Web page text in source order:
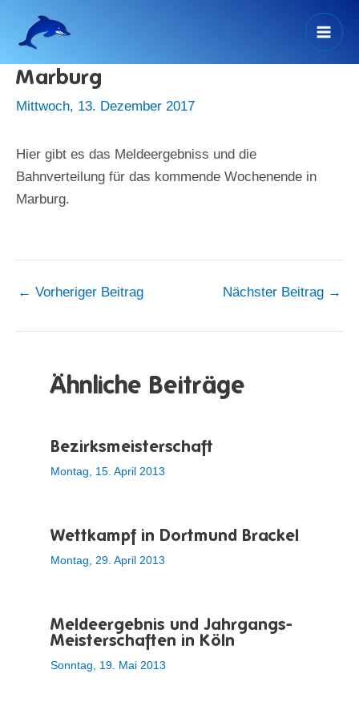
Inhalt
springen
Marburg
Mittwoch, 13. Dezember 2017
Hier gibt es das Meldeergebniss und die
Bahnverteilung für das kommende Wochenende in
Marburg.
← Vorheriger Beitrag Nächster Beitrag →
Ähnliche Beiträge
Bezirksmeisterschaft
Montag, 15. April 2013
Wettkampf in Dortmund Brackel
Montag, 29. April 2013
Meldeergebnis und Jahrgangs-
Meisterschaften in Köln
Sonntag, 19. Mai 2013